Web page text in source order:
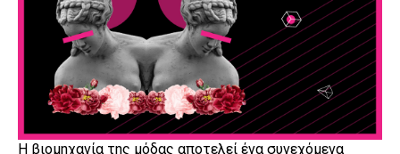
H βιομηχανία της μόδας αποτελεί ένα συνεχόμενα